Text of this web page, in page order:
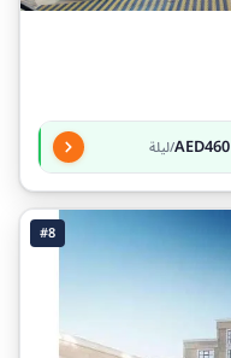
/ليلة
#8